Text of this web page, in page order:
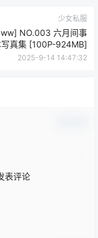
少女私服
NO.003 六月间事
写真集 [100P-924MB]
2025-9-14 14:47:32
表评论